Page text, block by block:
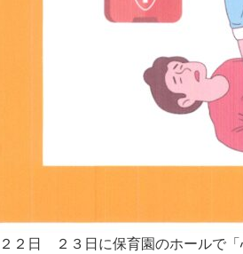
２日 ２３日に保育園のホールで